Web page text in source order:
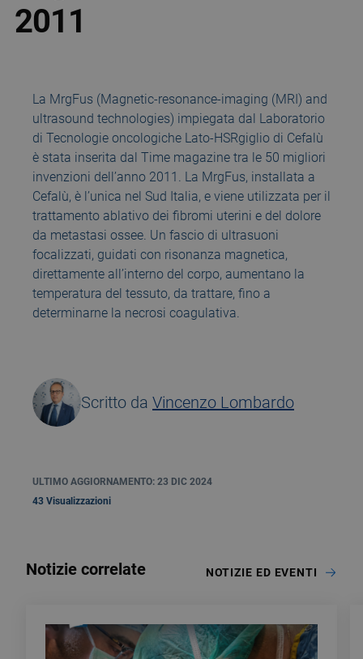
2011
La MrgFus (Magnetic-resonance-imaging (MRI) and
ultrasound technologies) impiegata dal Laboratorio
di Tecnologie oncologiche Lato-HSRgiglio di Cefalù
è stata inserita dal Time magazine tra le 50 migliori
invenzioni dell’anno 2011. La MrgFus, installata a
Cefalù, è l’unica nel Sud Italia, e viene utilizzata per il
trattamento ablativo dei fibromi uterini e del dolore
da metastasi ossee. Un fascio di ultrasuoni
focalizzati, guidati con risonanza magnetica,
direttamente all’interno del corpo, aumentano la
temperatura del tessuto, da trattare, fino a
determinarne la necrosi coagulativa.
Scritto da Vincenzo Lombardo
ULTIMO AGGIORNAMENTO: 23 DIC 2024
43 Visualizzazioni
Notizie correlate NOTIZIE ED EVENTI